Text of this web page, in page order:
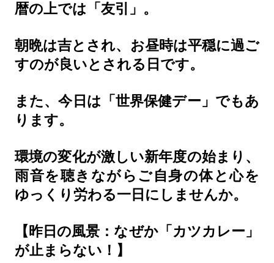
暦の上では「友引」。
朝晩は吉とされ、お昼時は平穏に過ご
すのが良いとされる日です。
また、今日は「世界保健デー」でもあ
ります。
環境の変化が激しい新年度の始まり、
雨音を聴きながらご自身の体と心を
ゆっくり労わる一日にしませんか。
【昨日の風景：なぜか「カツカレー」
が止まらない！】